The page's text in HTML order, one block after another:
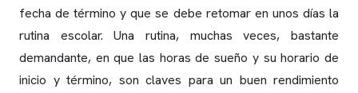
fecha de término y que se debe retomar en unos días la
rutina escolar. Una rutina, muchas veces, bastante
demandante, en que las horas de sueño y su horario de
inicio y término, son claves para un buen rendimiento